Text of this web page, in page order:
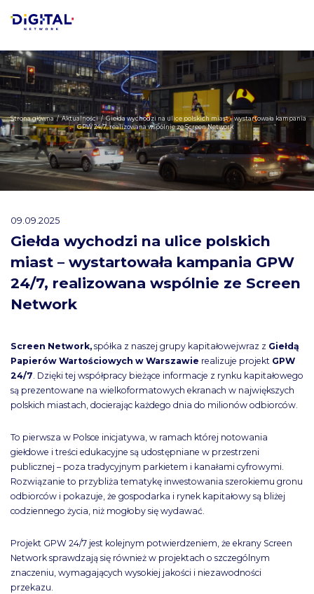
Strona główna / Aktualności / Giełda wychodzi na ulice polskich miast – wystartowała kampania
GPW 24/7, realizowana wspólnie ze Screen Network
09.09.2025
Giełda wychodzi na ulice polskich
miast – wystartowała kampania GPW
24/7, realizowana wspólnie ze Screen
Network
Screen Network, spółka z naszej grupy kapitałowejwraz z Giełdą
Papierów Wartościowych w Warszawie realizuje projekt GPW
24/7 . Dzięki tej współpracy bieżące informacje z rynku kapitałowego
są prezentowane na wielkoformatowych ekranach w największych
polskich miastach, docierając każdego dnia do milionów odbiorców.
To pierwsza w Polsce inicjatywa, w ramach której notowania
giełdowe i treści edukacyjne są udostępniane w przestrzeni
publicznej – poza tradycyjnym parkietem i kanałami cyfrowymi.
Rozwiązanie to przybliża tematykę inwestowania szerokiemu gronu
odbiorców i pokazuje, że gospodarka i rynek kapitałowy są bliżej
codziennego życia, niż mogłoby się wydawać.
Projekt GPW 24/7 jest kolejnym potwierdzeniem, że ekrany Screen
Network sprawdzają się również w projektach o szczególnym
znaczeniu, wymagających wysokiej jakości i niezawodności
przekazu.